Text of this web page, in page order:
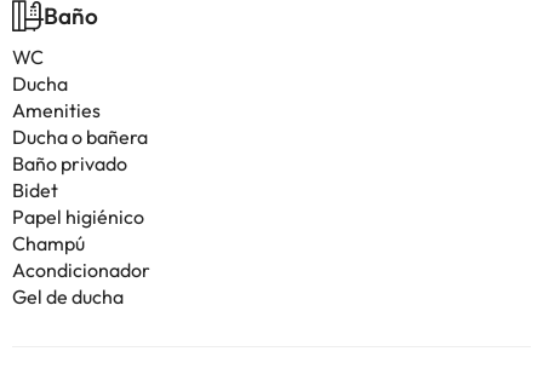
Baño
WC
Ducha
Amenities
Ducha o bañera
Baño privado
Bidet
Papel higiénico
Champú
Acondicionador
Gel de ducha